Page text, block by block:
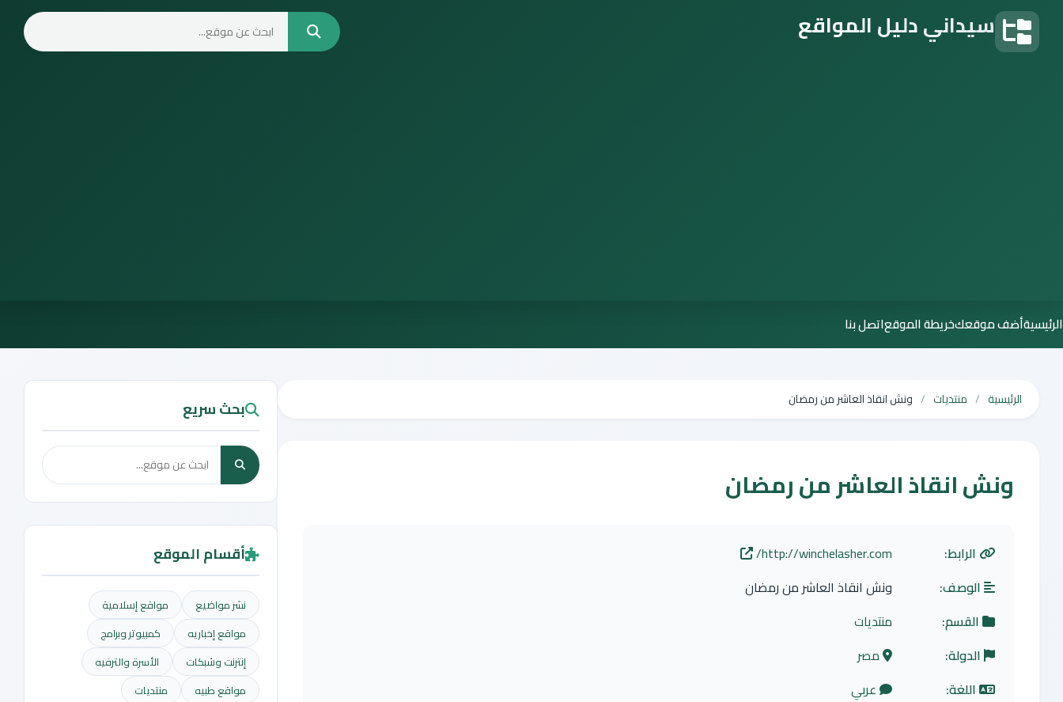
سيداني دليل المواقع
الرئيسيةأضف موقعكخريطة الموقعاتصل بنا
الرئيسية منتديات ونش انقاذ العاشر من رمضان
ونش انقاذ العاشر من رمضان
الرابط:
http://winchelasher.com/
الوصف:
ونش انقاذ العاشر من رمضان
القسم:
منتديات
الدولة:
مصر
اللغة:
عربي
بحث سريع
أقسام الموقع
نشر مواضيع
مواقع إسلامية
مواقع إخباريه
كمبيوتر وبرامج
إنترنت وشبكات
الأسرة والترفيه
مواقع طبيه
منتديات